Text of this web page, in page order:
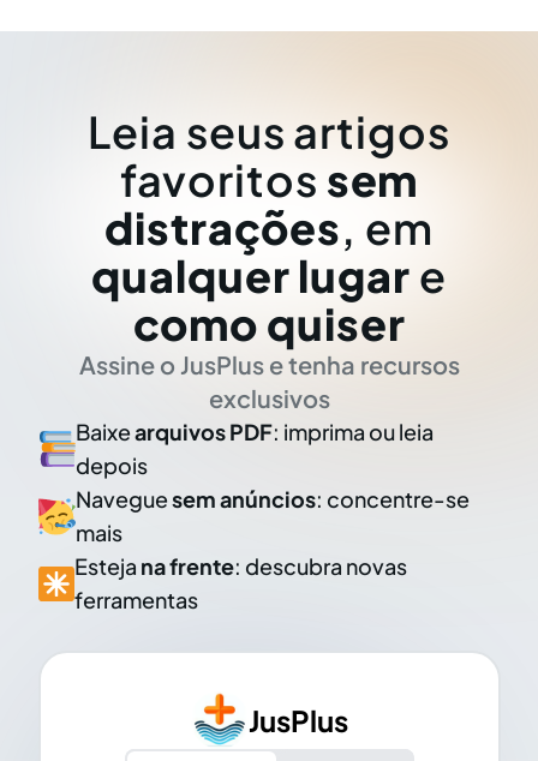
Leia seus artigos
favoritos sem
distrações, em
qualquer lugar e
como quiser
Assine o JusPlus e tenha recursos
exclusivos
Baixearquivos PDF: imprima ou leia
depois
Naveguesem anúncios: concentre-se
mais
Esteja na frente: descubra novas
ferramentas
JusPlus